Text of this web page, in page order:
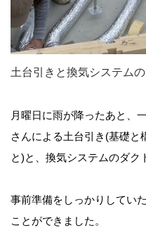
土台引きと換気システム
月曜日に雨が降ったあと、
さんによる土台引き(基礎と
と)と、換気システムのダク
事前準備をしっかりしてい
ことができました。